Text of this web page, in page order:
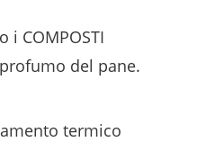
COMPOSTI
del pane.
termico